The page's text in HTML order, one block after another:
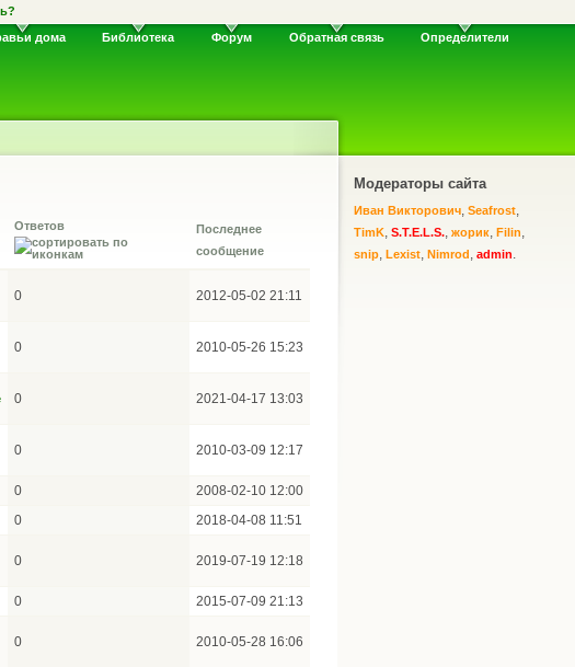
дома Библиотека Форум Обратная связь Определители
Ответов
Последнее
сообщение
0 2012-05-02 21:11
0 2010-05-26 15:23
0 2021-04-17 13:03
0 2010-03-09 12:17
0 2008-02-10 12:00
0 2018-04-08 11:51
0 2019-07-19 12:18
0 2015-07-09 21:13
0 2010-05-28 16:06
Модераторы сайта
Иван Викторович, Seafrost,
TimK, S.T.E.L.S., жорик, Filin,
snip, Lexist, Nimrod, admin.